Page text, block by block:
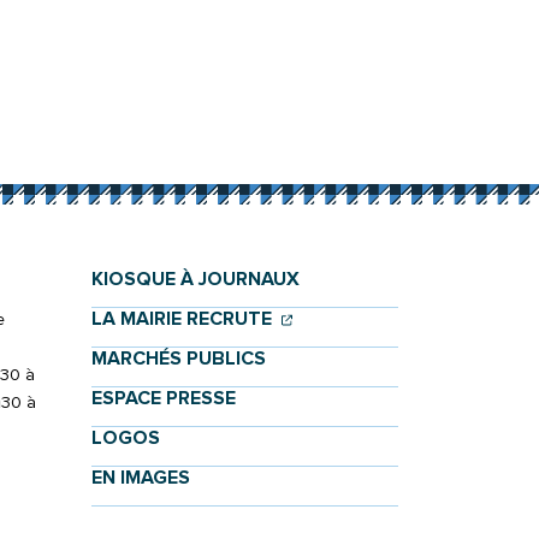
à
à
KIOSQUE À JOURNAUX
LA MAIRIE RECRUTE (OUVERTURE DANS UN
(OUVERTURE DANS UN
MARCHÉS PUBLICS
ESPACE PRESSE
LOGOS
EN IMAGES